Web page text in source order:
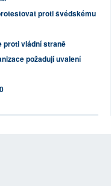
proti švédskému
proti vládní straně
požadují uvalení